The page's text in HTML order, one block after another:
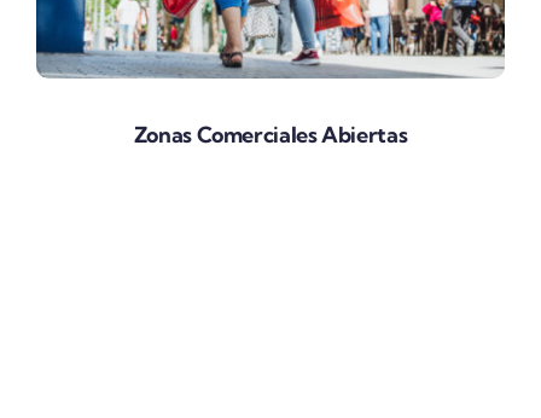
Zonas Comerciales Abiertas